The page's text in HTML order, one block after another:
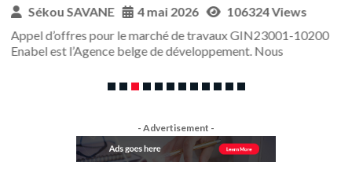
Sékou SAVANE 4 mai 2026
106324 Views
Appel d’offres pour le marché de travaux GIN23001-10200
Enabel est l’Agence belge de développement. Nous
- Advertisement -